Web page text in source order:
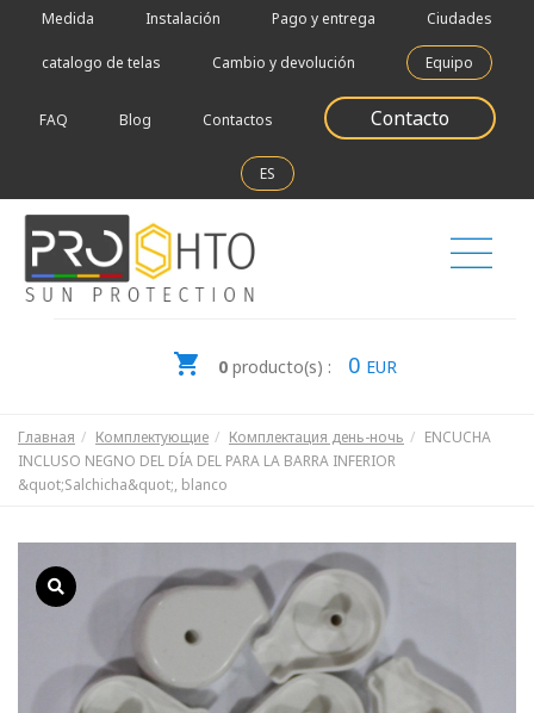
Medida Instalación Pago y entrega Ciudades
catalogo de telas Cambio y devolución Equipo
FAQ Blog Contactos Contacto
ES
0 producto(s) : 0 EUR
Главная Комплектующие Комплектация день-ночь
ENCUCHA
INCLUSO NEGNO DEL DÍA DEL PARA LA BARRA INFERIOR
&quot;Salchicha&quot;, blanco